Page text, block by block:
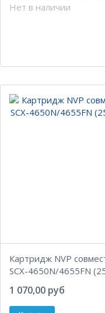
Нет в наличии
Картридж NVP
SCX-4650N/4655FN
1 070,00 руб